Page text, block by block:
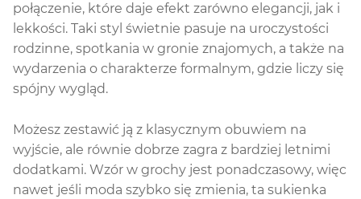
połączenie, które daje efekt zarówno elegancji, jak i
lekkości. Taki styl świetnie pasuje na uroczystości
rodzinne, spotkania w gronie znajomych, a także na
wydarzenia o charakterze formalnym, gdzie liczy się
spójny wygląd.
Możesz zestawić ją z klasycznym obuwiem na
wyjście, ale równie dobrze zagra z bardziej letnimi
dodatkami. Wzór w grochy jest ponadczasowy, więc
nawet jeśli moda szybko się zmienia, ta sukienka